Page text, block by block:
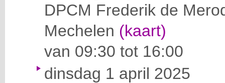
DPCM Frederik de
Mechelen (kaart)
van 09:30 tot 16:00
dinsdag 1 april 2025